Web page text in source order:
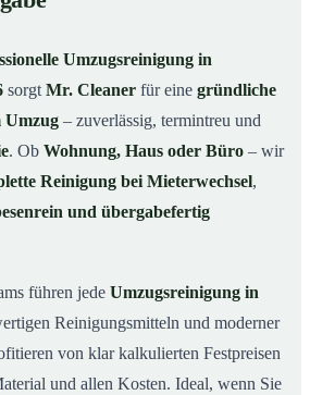
für eine Umzugsreinigung
in Nörvenich
Umzugsreinigung in
sorgt Mr. Cleaner für eine gründliche
Umzug – zuverlässig, termintreu und
. Ob Wohnung, Haus oder Büro – wir
Reinigung bei Mieterwechsel,
und übergabefertig
führen jede Umzugsreinigung in
Reinigungsmitteln und moderner
von klar kalkulierten Festpreisen
und allen Kosten. Ideal, wenn Sie